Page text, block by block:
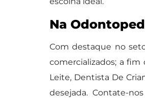
Na
Com destaque no
comercializados; a
Leite, Dentista De
desejada. Contate-